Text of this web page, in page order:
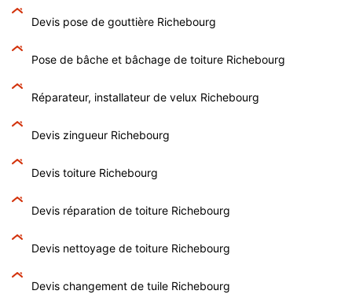
Devis pose de gouttière Richebourg
Pose de bâche et bâchage de toiture Richebourg
Réparateur, installateur de velux Richebourg
Devis zingueur Richebourg
Devis toiture Richebourg
Devis réparation de toiture Richebourg
Devis nettoyage de toiture Richebourg
Devis changement de tuile Richebourg